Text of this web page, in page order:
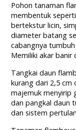
Pohon tanaman
membentuk
bertekstur licin,
diameter batang
cabangnya
Memiliki akar banir
Tangkai daun
kurang dari 2,5 cm
majemuk menyirip
dan pangkal daun
dan sistem